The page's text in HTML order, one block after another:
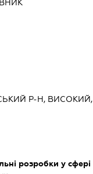
Р-Н, ВИСОКИЙ,
розробки у сфері